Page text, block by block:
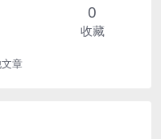
0
收藏
章